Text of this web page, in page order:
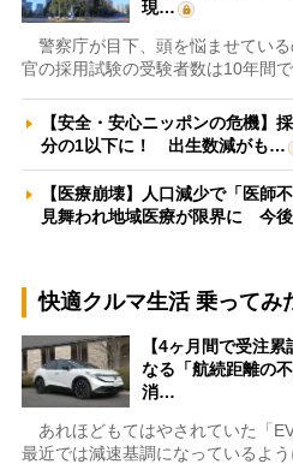
現…
警察庁が目下、頭を悩ませてい
官の採用試験の受験者数は10年間
【安全・安心ニッポンの危機】
分の1以下に！ 出生数減がも…
【医療崩壊】人口減少で「医師
見舞われ地域医療が限界に 今
快適クルマ生活 乗ってみ
【4ヶ月間で受注
なる「航続距離の
消…
あれほどもてはやされていた「
最近では減速基調になっているよ